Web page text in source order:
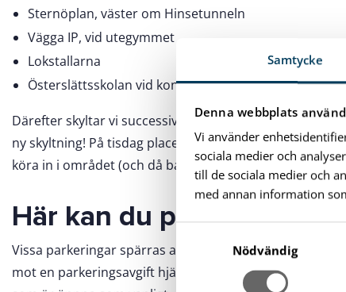
Samtycke
Denna webbplats
Vi använder
sociala medier och
till de sociala medier och
med annan information
Nödvändig
Sternöplan, väster om Hinsetunneln
Vägga IP, vid utegymmet
Lokstallarna
Österslättsskolan vid konstgräsplanen
Därefter skyltar vi successivt om gatorna inom
ny skyltning! På tisdag placerar vi ut
köra in i området (och då bara under vissa tider).
Här kan du parkera
Vissa parkeringar spärras av som en del av
mot en parkeringsavgift hjälper till att hålla ordning på